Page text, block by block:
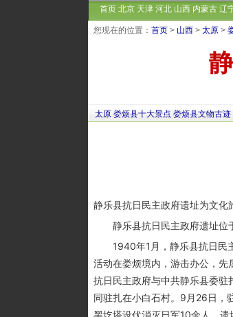
首页 北京 天津 河北 山西 内蒙古 辽
您现在的位置： 首页 > 山西 > 太原 >
太原 娄烦县十大景点 娄烦县文物古迹
静乐县抗日民主政府遗址为文化
静乐县抗日民主政府遗址位于
1940年1月，静乐县抗日民主
活动在娄烦境内，游击办公，先
抗日民主政府与中共静乐县委
同驻扎在小白石村。9月26日，
黑圪塔设伏消灭日军10余人。遗